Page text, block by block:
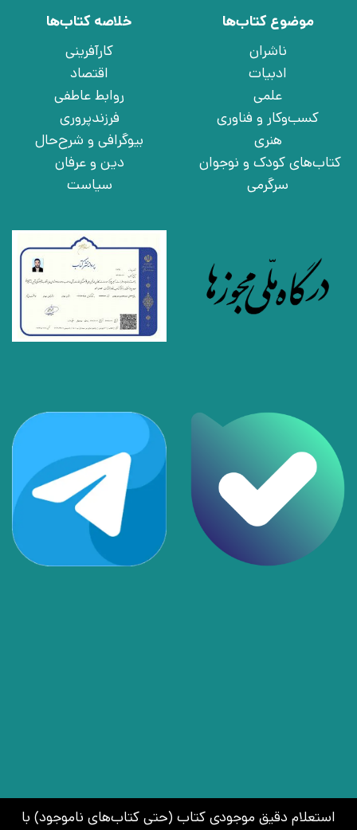
استعلام دقیق موجودی کتاب (حتی کتاب‌های ناموجود) با
موضوع کتاب‌ها
ناشران
ادبیات
علمی
کسب‌وکار و فناوری
هنری
کتاب‌های کودک و نوجوان
سرگرمی
خلاصه کتاب‌ها
کارآفرینی
اقتصاد
روابط عاطفی
فرزندپروری
بیوگرافی و شرح‌حال
دین و عرفان
سیاست